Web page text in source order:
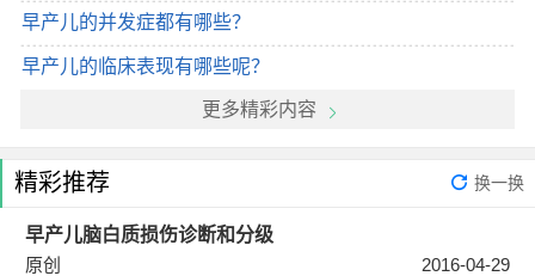
早产儿的并发症都有哪些？
早产儿的临床表现有哪些呢？
更多精彩内容
精彩推荐 换一换
早产儿脑白质损伤诊断和分级
原创
2016-04-29